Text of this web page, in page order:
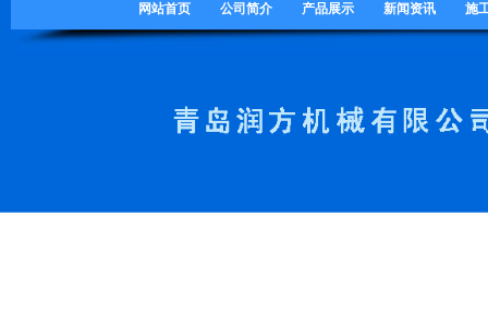
网站首页 公司简介 产品展示 新闻资讯 施